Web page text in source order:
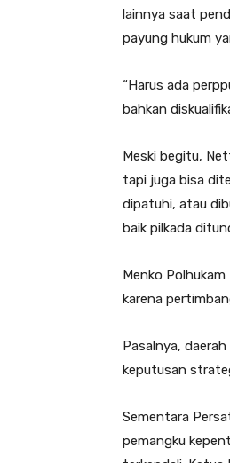
lainnya saat
payung hukum
“Harus ada
bahkan
Meski begitu,
tapi juga bisa
dipatuhi, atau
baik pilkada
Menko
karena
Pasalnya,
keputusan
Sementara
pemangku